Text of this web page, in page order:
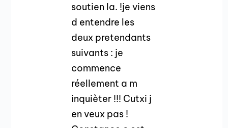
soutien la. !je viens
d entendre les
deux pretendants
suivants : je
commence
réellement a m
inquièter !!! Cutxi j
en veux pas !